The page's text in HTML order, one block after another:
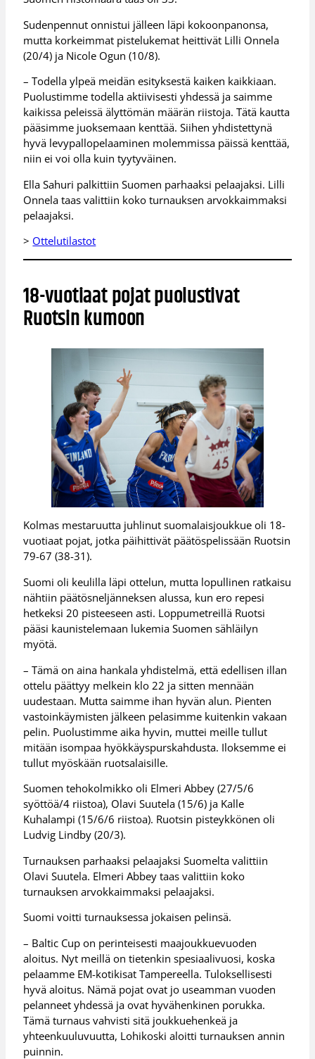
Sudenpennut onnistui jälleen läpi kokoonpanonsa,
mutta korkeimmat pistelukemat heittivät Lilli Onnela
(20/4) ja Nicole Ogun (10/8).
– Todella ylpeä meidän esityksestä kaiken kaikkiaan.
Puolustimme todella aktiivisesti yhdessä ja saimme
kaikissa peleissä älyttömän määrän riistoja. Tätä kautta
pääsimme juoksemaan kenttää. Siihen yhdistettynä
hyvä levypallopelaaminen molemmissa päissä kenttää,
niin ei voi olla kuin tyytyväinen.
Ella Sahuri palkittiin Suomen parhaaksi pelaajaksi. Lilli
Onnela taas valittiin koko turnauksen arvokkaimmaksi
pelaajaksi.
> Ottelutilastot
18-vuotiaat pojat puolustivat
Ruotsin kumoon
Kolmas mestaruutta juhlinut suomalaisjoukkue oli 18-
vuotiaat pojat, jotka päihittivät päätöspelissään Ruotsin
79-67 (38-31).
Suomi oli keulilla läpi ottelun, mutta lopullinen ratkaisu
nähtiin päätösneljänneksen alussa, kun ero repesi
hetkeksi 20 pisteeseen asti. Loppumetreillä Ruotsi
pääsi kaunistelemaan lukemia Suomen sähläilyn
myötä.
– Tämä on aina hankala yhdistelmä, että edellisen illan
ottelu päättyy melkein klo 22 ja sitten mennään
uudestaan. Mutta saimme ihan hyvän alun. Pienten
vastoinkäymisten jälkeen pelasimme kuitenkin vakaan
pelin. Puolustimme aika hyvin, muttei meille tullut
mitään isompaa hyökkäyspurskahdusta. Iloksemme ei
tullut myöskään ruotsalaisille.
Suomen tehokolmikko oli Elmeri Abbey (27/5/6
syöttöä/4 riistoa), Olavi Suutela (15/6) ja Kalle
Kuhalampi (15/6/6 riistoa). Ruotsin pisteykkönen oli
Ludvig Lindby (20/3).
Turnauksen parhaaksi pelaajaksi Suomelta valittiin
Olavi Suutela. Elmeri Abbey taas valittiin koko
turnauksen arvokkaimmaksi pelaajaksi.
Suomi voitti turnauksessa jokaisen pelinsä.
– Baltic Cup on perinteisesti maajoukkuevuoden
aloitus. Nyt meillä on tietenkin spesiaalivuosi, koska
pelaamme EM-kotikisat Tampereella. Tuloksellisesti
hyvä aloitus. Nämä pojat ovat jo useamman vuoden
pelanneet yhdessä ja ovat hyvähenkinen porukka.
Tämä turnaus vahvisti sitä joukkuehenkeä ja
yhteenkuuluvuutta, Lohikoski aloitti turnauksen annin
puinnin.